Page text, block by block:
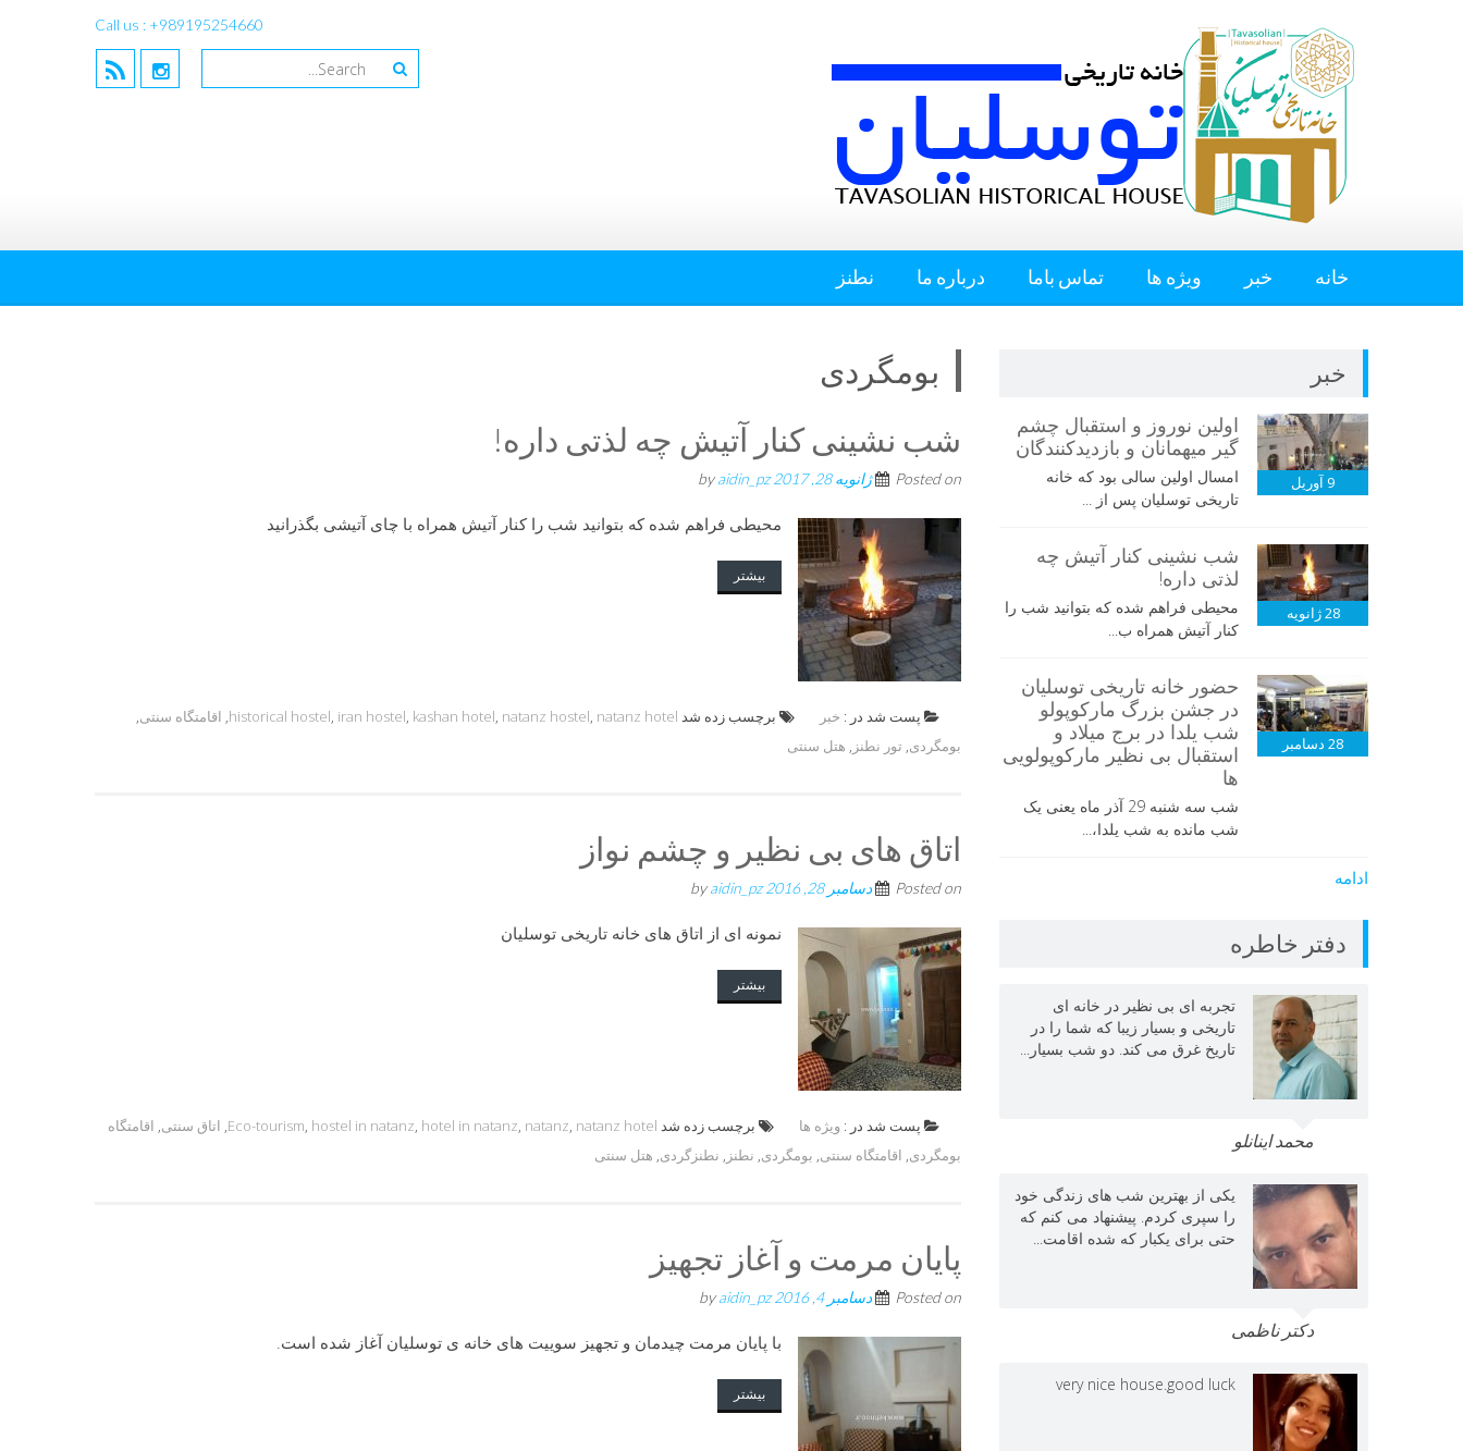
Call us : +989195254660
خانه خبر ویژه ها تماس باما درباره ما نطنز
بومگردی
شب نشینی کنار آتیش چه لذتی داره!
Posted on ژانویه 28, 2017 by
aidin_pz
محیطی فراهم شده که بتوانید شب را کنار آتیش همراه با چای آتیشی بگذرانید
بیشتر
پست شد در : خبر برچسب زده شد historical hostel, iran hostel, kashan hotel, natanz hostel, natanz hotel
, اقامتگاه سنتی,
بومگردی, تور نطنز , هتل سنتی
اتاق های بی نظیر و چشم نواز
Posted on دسامبر 28, 2016 by
aidin_pz
نمونه ای از اتاق های خانه تاریخی توسلیان
بیشتر
پست شد در :ویژه ها برچسب زده شد Eco-tourism, hostel in natanz, hotel in natanz, natanz, natanz hotel
, اتاق سنتی, اقامتگاه
بومگردی, اقامتگاه سنتی, بومگردی, نطنز , نطنزگردی, هتل سنتی
پایان مرمت و آغاز تجهیز
Posted on دسامبر 4, 2016 by
aidin_pz
با پایان مرمت چیدمان و تجهیز سوییت های خانه ی توسلیان آغاز شده است.
بیشتر
خبر
9 آوریل
اولین نوروز و استقبال چشم
گیر میهمانان و بازدیدکنندگان
امسال اولین سالی بود که خانه
تاریخی توسلیان پس از ...
28ژانویه
شب نشینی کنار آتیش چه
لذتی داره!
محیطی فراهم شده که بتوانید شب را
کنار آتیش همراه ب...
28 دسامبر
حضور خانه تاریخی توسلیان
در جشن بزرگ مارکوپولو
شب یلدا در برج میلاد و
استقبال بی نظیر مارکوپولویی
ها
شب سه شنبه 29 آذر ماه یعنی یک
شب مانده به شب یلدا،...
ادامه
دفتر خاطره
تجربه ای بی نظیر در خانه ای
تاریخی و بسیار زیبا که شما را در
تاریخ غرق می کند. دو شب بسیار...
محمد اینانلو
یکی از بهترین شب های زندگی خود
را سپری کردم. پیشنهاد می کنم که
حتی برای یکبار که شده اقامت...
دکتر ناظمی
very nice house.good luck